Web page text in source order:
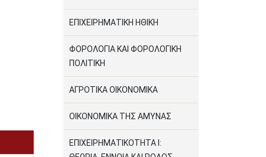
ΕΠΙΧΕΙΡΗΜΑΤΙΚΗ ΗΘΙΚΗ
ΦΟΡΟΛΟΓΙΑ ΚΑΙ ΦΟΡΟΛΟΓΙΚΗ
ΠΟΛΙΤΙΚΗ
ΑΓΡΟΤΙΚΑ ΟΙΚΟΝΟΜΙΚΑ
ΟΙΚΟΝΟΜΙΚΑ ΤΗΣ ΑΜΥΝΑΣ
ΕΠΙΧΕΙΡΗΜΑΤΙΚΟΤΗΤΑ Ι: